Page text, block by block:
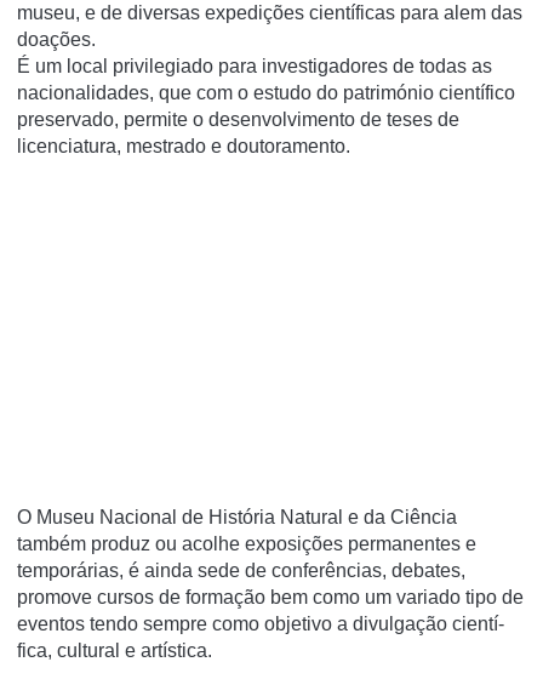
museu, e de diversas expedições cientí­ficas para alem das
doações.
É um local privilegiado para investigadores de todas as
nacionalidades, que com o estudo do património cientí­fico
preservado, permite o desenvolvimento de teses de
licenciatura, mestrado e doutoramento.
O Museu Nacional de História Natural e da Ciência
também produz ou acolhe exposições permanentes e
temporárias, é ainda sede de conferências, debates,
promove cursos de formação bem como um variado tipo de
eventos tendo sempre como objetivo a divulgação cientí­
fica, cultural e artí­stica.